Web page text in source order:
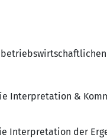
Interpretation &
Interpretation der